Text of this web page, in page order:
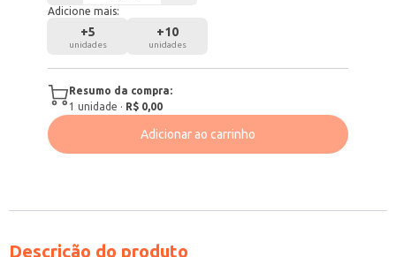
Adicione mais:
+5
unidades
+10
unidades
Resumo da compra:
1 unidade · R$ 0,00
Adicionar ao carrinho
Descrição do produto